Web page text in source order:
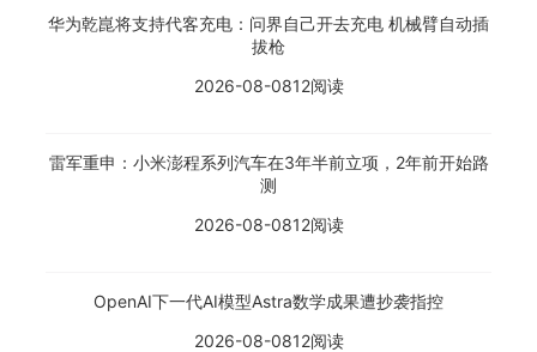
华为乾崑将支持代客充电：问界自己开去充电 机械臂自动插
拔枪
2026-08-0812阅读
雷军重申：小米澎程系列汽车在3年半前立项，2年前开始路
测
2026-08-0812阅读
OpenAI下一代AI模型Astra数学成果遭抄袭指控
2026-08-0812阅读